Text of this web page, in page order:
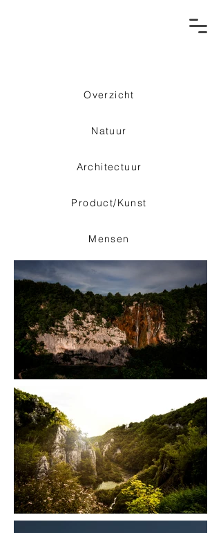
Overzicht
Natuur
Architectuur
Product/Kunst
Mensen